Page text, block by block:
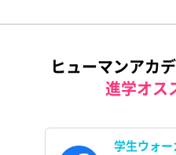
ヒューマンアカ
進学オス
学生ウォ